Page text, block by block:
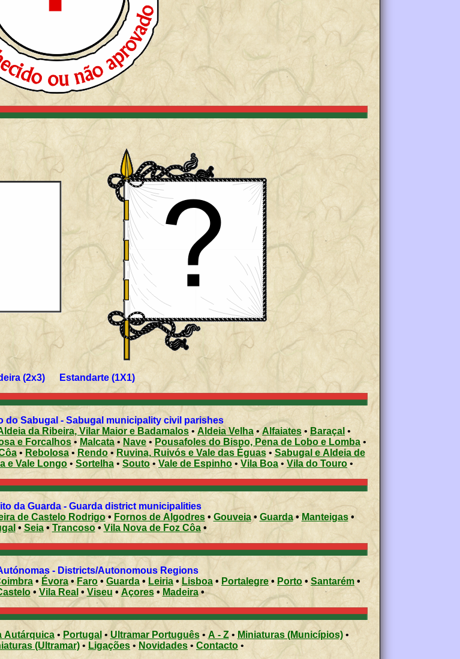
(2x3) Estandarte (1X1)
Freguesias do município do Sabugal - Sabugal municipality civil parishes
da Ribeira, Vilar Maior e Badamalos • Aldeia Velha •Alfaiates• Baraçal •
e Forcalhos • Malcata•Nave •Pousafoles do Bispo, Pena de Lobo e Lomba •
• Rebolosa• Rendo•Ruvina, Ruivós e Vale das Éguas• Sabugal e Aldeia de
e Vale Longo • Sortelha • Souto•Vale de Espinho •Vila Boa • Vila do Touro•
do distrito da Guarda - Guarda district municipalities
de Castelo Rodrigo• Fornos de Algodres• Gouveia• Guarda•Manteigas•
• Seia• Trancoso• Vila Nova de Foz Côa•
Regiões Autónomas - Districts/Autonomous Regions
• Évora•Faro • Guarda • Leiria •Lisboa • Portalegre• Porto • Santarém •
•Vila Real• Viseu • Açores • Madeira •
Autárquica• Portugal • Ultramar Português• A - Z• Miniaturas (Municípios)•
(Ultramar) • Ligações • Novidades • Contacto •